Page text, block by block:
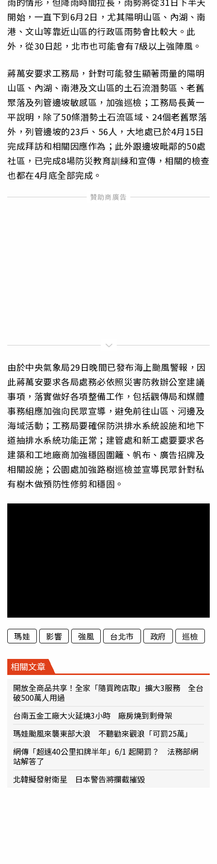
開始，一直下到6月2日，尤其陽明山區、內湖、南
港、文山等靠近山區的行政區雨勢會比較大。此
外，從30日起，北市也可能會有7級以上強陣風。
蔣萬安要求工務局，針對可能發生顯著雨量的陽明
山區、內湖、南港及文山區的土石流潛勢區、老舊
聚落及列管邊坡敏感區，加強巡檢；工務局長黃一
平說明，除了50條潛勢土石流區域、24個老舊聚落
外，列管邊坡的23戶、56人，大地處已於4月15日
完成拜訪和相關因應作為；此外跟邊坡毗鄰的50處
社區，已完成8場防災教育訓練和宣傳，相關的檢查
也都在4月底全部完成。
由於中央氣象局29日晚間已發布海上颱風警報，因
此蔣萬安要求各局處務必依照災害防救辦公室建議
事項，落實做好各項整備工作，包括觀傳局和媒體
事務組應加強向民眾宣導，避免前往山區、河邊及
海域活動；工務局要確保防洪排水系統設施和地下
道抽排水系統功能正常；建管處和新工處要要求各
建築和工地廠商加強穩固圍籬、帆布、廣告招牌及
相關設施；公園處加強路樹巡檢並宣導民眾針對私
有樹木做預防性修剪和穩固。
瑪娃 影響 強風 台北市 政府 巡檢
相關文章
開放全商品共享！全家「隨買跨店取」擴大3服務 全台
破500萬人用過
台南五金工廠大火延燒3小時 廠房燒到剩骨架
瑪娃颱風來襲東部大浪 不聽勸來觀浪「可罰25萬」
網傳「超速40公里扣牌半年」6/1 起開罰？ 法務部網
站解答了
北韓擬發射衛星 日本警告將攔截摧毀